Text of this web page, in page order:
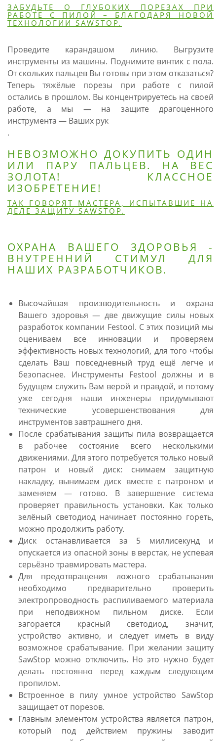
ЗАБУДЬТЕ О ГЛУБОКИХ ПОРЕЗАХ ПРИ
РАБОТЕ С ПИЛОЙ – БЛАГОДАРЯ НОВОЙ
ТЕХНОЛОГИИ SAWSTOP.
Проведите карандашом линию. Выгрузите
инструменты из машины. Поднимите винтик с пола.
От скольких пальцев Вы готовы при этом отказаться?
Теперь тяжёлые порезы при работе с пилой
остались в прошлом. Вы концентрируетесь на своей
работе, а мы — на защите драгоценного
инструмента — Ваших рук
.
НЕВОЗМОЖНО ДОКУПИТЬ ОДИН
ИЛИ ПАРУ ПАЛЬЦЕВ. НА ВЕС
ЗОЛОТА! КЛАССНОЕ
ИЗОБРЕТЕНИЕ!
ТАК ГОВОРЯТ МАСТЕРА, ИСПЫТАВШИЕ НА
ДЕЛЕ ЗАЩИТУ SAWSTOP.
ОХРАНА ВАШЕГО ЗДОРОВЬЯ -
ВНУТРЕННИЙ СТИМУЛ ДЛЯ
НАШИХ РАЗРАБОТЧИКОВ.
Высочайшая производительность и охрана
Вашего здоровья — две движущие силы новых
разработок компании Festool. С этих позиций мы
оцениваем все инновации и проверяем
эффективность новых технологий, для того чтобы
сделать Ваш повседневный труд ещё легче и
безопаснее. Инструменты Festool должны и в
будущем служить Вам верой и правдой, и потому
уже сегодня наши инженеры придумывают
технические усовершенствования для
инструментов завтрашнего дня.
После срабатывания защиты пила возвращается
в рабочее состояние всего несколькими
движениями. Для этого потребуется только новый
патрон и новый диск: снимаем защитную
накладку, вынимаем диск вместе с патроном и
заменяем — готово. В завершение система
проверяет правильность установки. Как только
зелёный светодиод начинает постоянно гореть,
можно продолжить работу.
Диск останавливается за 5 миллисекунд и
опускается из опасной зоны в верстак, не успевая
серьёзно травмировать мастера.
Для предотвращения ложного срабатывания
необходимо предварительно проверить
электропроводность распиливаемого материала
при неподвижном пильном диске. Если
загорается красный светодиод, значит,
устройство активно, и следует иметь в виду
возможное срабатывание. При желании защиту
SawStop можно отключить. Но это нужно будет
делать постоянно перед каждым следующим
пропилом.
Встроенное в пилу умное устройство SawStop
защищает от порезов.
Главным элементом устройства является патрон,
который под действием пружины заводит